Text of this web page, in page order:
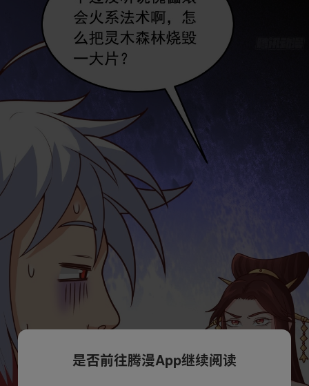
是否前往腾漫App继续阅读